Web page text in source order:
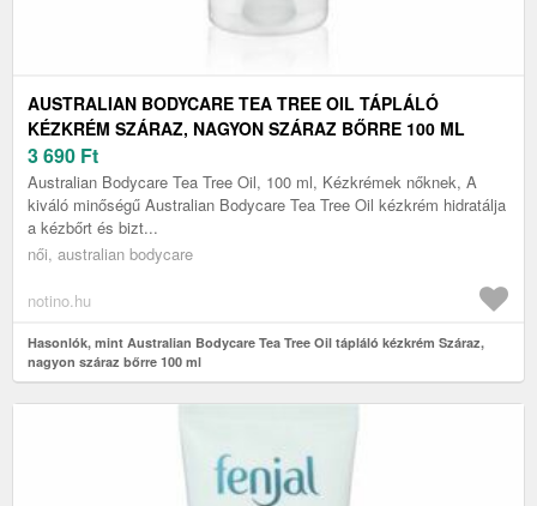
AUSTRALIAN BODYCARE TEA TREE OIL TÁPLÁLÓ
KÉZKRÉM SZÁRAZ, NAGYON SZÁRAZ BŐRRE 100 ML
3 690 Ft
Australian Bodycare Tea Tree Oil, 100 ml, Kézkrémek nőknek, A
kiváló minőségű Australian Bodycare Tea Tree Oil kézkrém hidratálja
a kézbőrt és bizt...
női, australian bodycare
notino.hu
Hasonlók, mint Australian Bodycare Tea Tree Oil tápláló kézkrém Száraz,
nagyon száraz bőrre 100 ml